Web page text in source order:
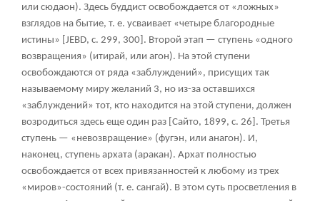
или сюдаон). Здесь буддист освобождается от «ложных»
взглядов на бытие, т. е. усваивает «четыре благородные
истины» [JEBD, с. 299, 300]. Второй этап — ступень «одного
возвращения» (итирай, или агон). На этой ступени
освобождаются от ряда «заблуждений», присущих так
называемому миру желаний 3, но из-за оставшихся
«заблуждений» тот, кто находится на этой ступени, должен
возродиться здесь еще один раз [Сайто, 1899, с. 26]. Третья
ступень — «невозвращение» (фугэн, или анагон). И,
наконец, ступень архата (аракан). Архат полностью
освобождается от всех привязанностей к любому из трех
«миров»-состояний (т. е. сангай). В этом суть просветления в